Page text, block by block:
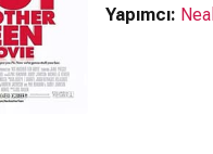
Yapımcı: